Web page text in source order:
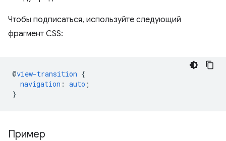
Чтобы подписаться, используйте следующий
фрагмент CSS:
@view-transition {
navigation : auto ;
}
Пример